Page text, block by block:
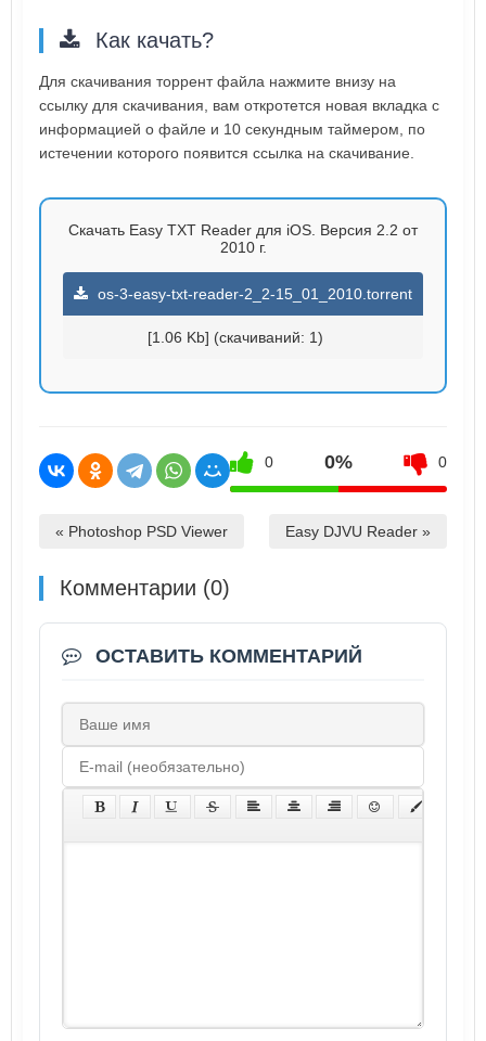
Как качать?
Для скачивания торрент файла нажмите внизу на
ссылку для скачивания, вам откротется новая вкладка с
информацией о файле и 10 секундным таймером, по
истечении которого появится ссылка на скачивание.
Скачать Easy TXT Reader для iOS. Версия 2.2 от
2010 г.
os-3-easy-txt-reader-2_2-15_01_2010.torrent
[1.06 Kb] (cкачиваний: 1)
0 0% 0
« Photoshop PSD Viewer Easy DJVU Reader »
Комментарии (0)
ОСТАВИТЬ КОММЕНТАРИЙ